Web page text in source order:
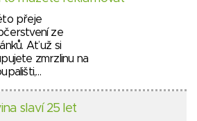
přeje
ze
Ať už si
zmrzlinu na
slaví 25 let